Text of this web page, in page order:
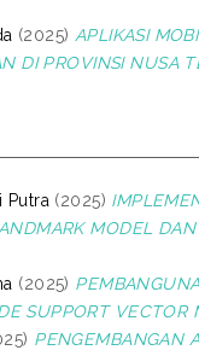
(2025) APLIKASI
DI PROVINSI NUSA
Putra (2025)
MODEL
(2025)
SUPPORT VECTOR
PENGEMBANGAN